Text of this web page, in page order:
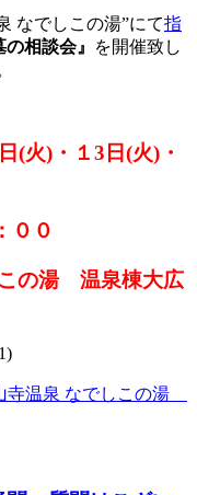
なでしこの湯”にて指
の相談会』
を開催致し
火)・１3日(火)・
００
の湯 温泉棟大広
寺温泉 なでしこの湯